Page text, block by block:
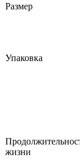
Размер
Упаковка
жизни